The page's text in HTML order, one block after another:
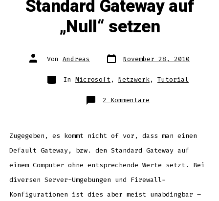
Standard Gateway auf
„Null“ setzen
Autor
des Von Andreas Datum
des
November 28, 2010
Kategorien
In Microsoft , Netzwerk, Tutorial
2 Kommentare
Windows
auf
„Null“
setzen
Zugegeben, es kommt nicht of vor, dass man einen
Default Gateway, bzw. den Standard Gateway auf
einem Computer ohne entsprechende Werte setzt. Bei
diversen Server-Umgebungen und Firewall-
Konfigurationen ist dies aber meist unabdingbar –